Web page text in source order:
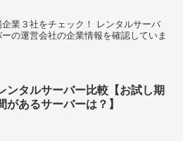
業３社をチェック！ レンタルサーバ
の運営会社の企業情報を確認していま
ンタルサーバー比較【お試し期
があるサーバーは？】